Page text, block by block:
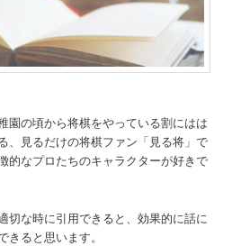
園の頃から将棋をやっている割にはは
、見るだけの将棋ファン「見る将」で
的なプロたちのキャラクターが好きで
切な時に引用できると、効果的に話に
ると思います。